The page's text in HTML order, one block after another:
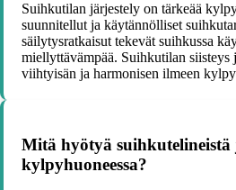
Suihkutilan järjestely on tärkeää
suunnitellut ja käytännölliset
säilytysratkaisut tekevät suihkussa
miellyttävämpää. Suihkutilan siisteys
viihtyisän ja harmonisen ilmeen
Mitä hyötyä
kylpyhuoneessa?